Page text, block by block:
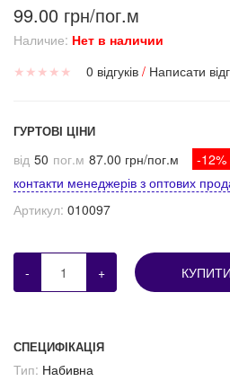
99.00 грн/пог.м
Наличие: Нет в наличии
★ ★ ★ ★ ★ 0 відгуків / Написати
ГУРТОВІ ЦІНИ
від 50 пог.м 87.00 грн/пог.м
-12%
контакти менеджерів з оптових
Артикул: 010097
- + КУПИТИ
СПЕЦИФІКАЦІЯ
Тип: Набивна